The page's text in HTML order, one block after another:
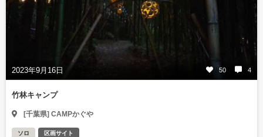
2023年9月16日 50 4
竹林キャンプ
[千葉県] CAMPかぐや
ソロ 区画サイト